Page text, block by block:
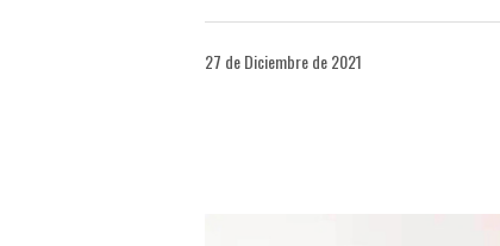
27 de Diciembre de 2021